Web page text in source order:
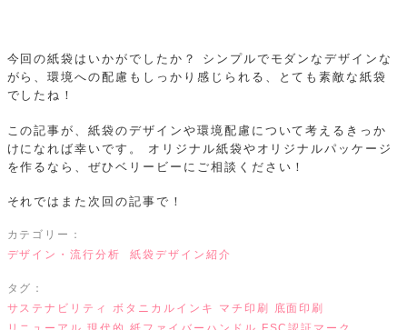
今回の紙袋はいかがでしたか？
シンプルでモダンなデザインな
がら、環境への配慮もしっかり感じられる、とても素敵な紙袋
でしたね！
この記事が、紙袋のデザインや環境配慮について考えるきっか
けになれば幸いです。
オリジナル紙袋やオリジナルパッケージ
を作るなら、ぜひベリービーにご相談ください！
それではまた次回の記事で！
カテゴリー：
デザイン・流行分析
紙袋デザイン紹介
タグ：
サステナビリティ
ボタニカルインキ マチ印刷
底面印刷